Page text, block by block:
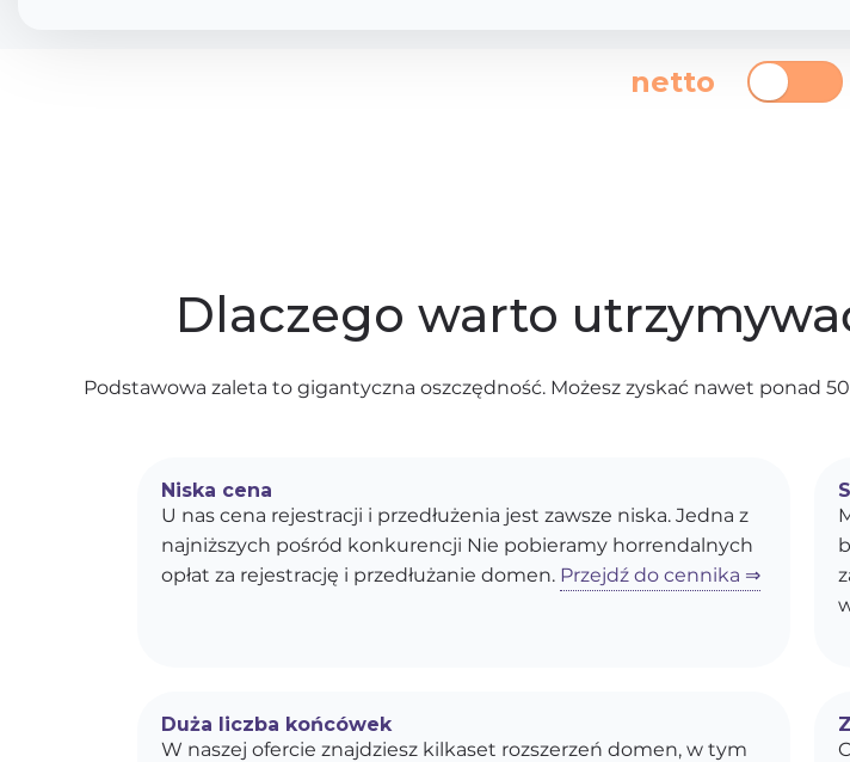
netto
Dlaczego warto
Podstawowa zaleta to gigantyczna oszczędność. Możesz zyskać nawet ponad
Niska cena
U nas cena rejestracji i przedłużenia jest zawsze niska. Jedna z
najniższych pośród konkurencji Nie pobieramy horrendalnych
opłat za rejestrację i przedłużanie domen. Przejdź do cennika ⇒
Duża liczba końcówek
W naszej ofercie znajdziesz kilkaset rozszerzeń domen, w tym